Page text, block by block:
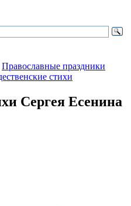
Православные праздники
стихи
Сергея Есенина